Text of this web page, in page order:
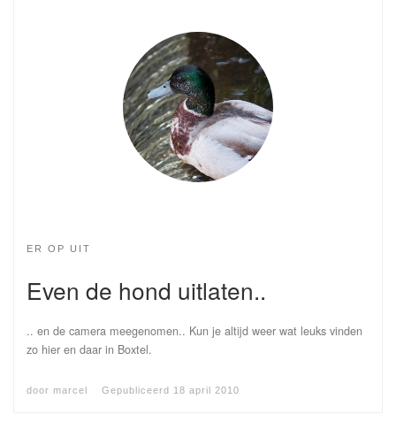
ER OP UIT
Even de hond uitlaten..
.. en de camera meegenomen.. Kun je altijd weer wat leuks vinden
zo hier en daar in Boxtel.
door marcel Gepubliceerd 18 april 2010